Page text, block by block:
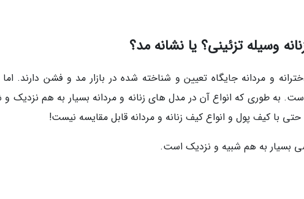
وسیله تزئینی؟ یا نشانه مد؟
و مردانه جایگاه تعیین و شناخته شده در بازار مد و فشن دارند. اما
به طوری که انواع آن در مدل های زنانه و مردانه بسیار به هم نزدیک و
با کیف پول و انواع کیف زنانه و مردانه قابل مقایسه نیست!
بسیار به هم شبیه و نزدیک است.